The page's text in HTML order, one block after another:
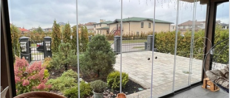
Предыдущий